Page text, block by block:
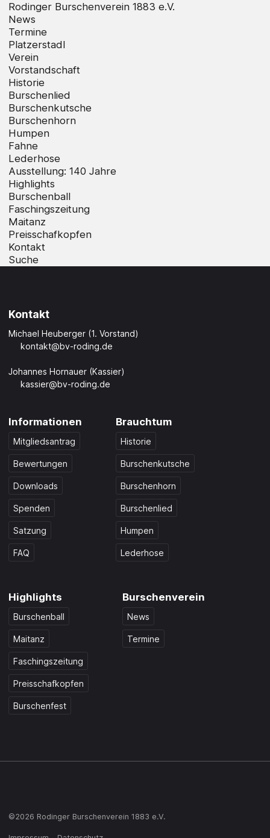
Rodinger Burschenverein 1883 e.V.
News
Termine
Platzerstadl
Verein
Vorstandschaft
Historie
Burschenlied
Burschenkutsche
Burschenhorn
Humpen
Fahne
Lederhose
Ausstellung: 140 Jahre
Highlights
Burschenball
Faschingszeitung
Maitanz
Preisschafkopfen
Kontakt
Suche
Kontakt
Michael Heuberger (1. Vorstand)
kontakt@bv-roding.de
Johannes Hornauer (Kassier)
kassier@bv-roding.de
Informationen
Mitgliedsantrag
Bewertungen
Downloads
Spenden
Satzung
FAQ
Brauchtum
Historie
Burschenkutsche
Burschenhorn
Burschenlied
Humpen
Lederhose
Highlights
Burschenball
Maitanz
Faschingszeitung
Preisschafkopfen
Burschenfest
Burschenverein
News
Termine
©2026 Rodinger Burschenverein 1883 e.V.